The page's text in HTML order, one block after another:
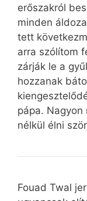
erőszakról
minden
tett
arra szólítom
zárják le a
hozzanak
pápa. Nagyon
nélkül élni
Fouad Twal